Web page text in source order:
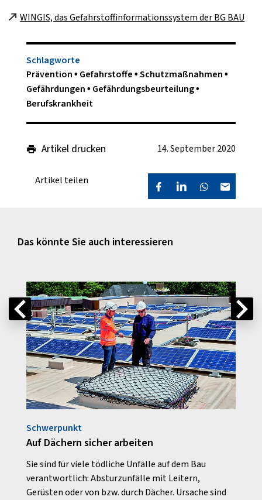
WINGIS, das Gefahrstoffinformationssystem der BG BAU
Schlagworte
Prävention
Gefahrstoffe Schutzmaßnahmen
Gefährdungen
Gefährdungsbeurteilung
Berufskrankheit
Artikel drucken 14. September 2020
Artikel teilen
Das könnte Sie auch interessieren
Schwerpunkt
Auf Dächern sicher arbeiten
Sie sind für viele tödliche Unfälle auf dem Bau
verantwortlich: Absturzunfälle mit Leitern,
Gerüsten oder von bzw. durch Dächer. Ursache sind